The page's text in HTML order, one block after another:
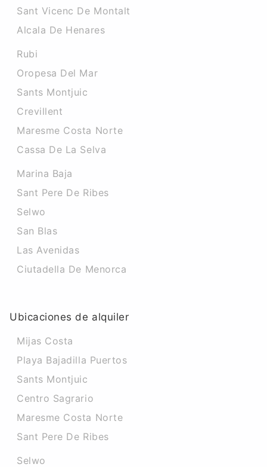
Sant Vicenc De Montalt
Alcala De Henares
Rubi
Oropesa Del Mar
Sants Montjuic
Crevillent
Maresme Costa Norte
Cassa De La Selva
Marina Baja
Sant Pere De Ribes
Selwo
San Blas
Las Avenidas
Ciutadella De Menorca
Ubicaciones de alquiler
Mijas Costa
Playa Bajadilla Puertos
Sants Montjuic
Centro Sagrario
Maresme Costa Norte
Sant Pere De Ribes
Selwo